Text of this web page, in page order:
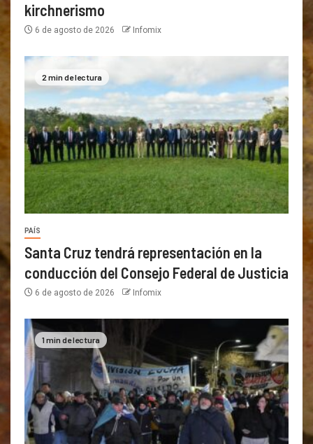
kirchnerismo
6 de agosto de 2026 Infomix
2 min de lectura
PAÍS
Santa Cruz tendrá representación en la
conducción del Consejo Federal de Justicia
6 de agosto de 2026 Infomix
1 min de lectura